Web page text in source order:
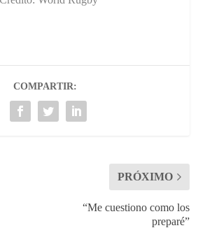
COMPARTIR:
PRÓXIMO
“Me cuestiono como los
preparé”